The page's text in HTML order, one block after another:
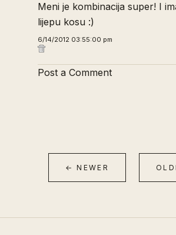
Meni je kombinacija super! I
lijepu kosu :)
6/14/2012 03:55:00 pm
Post a Comment
← NEWER